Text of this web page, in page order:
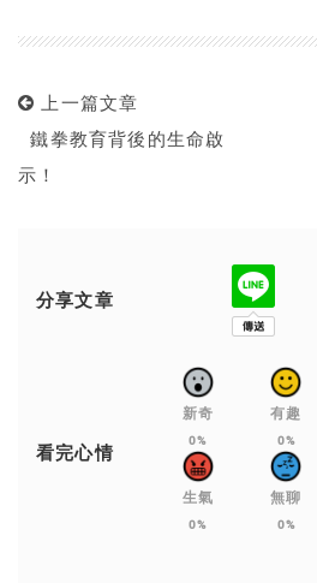
上一篇文章
鐵拳教育背後的生命啟
示！
分享文章
看完心情
新奇
0%
有趣
0%
生氣
0%
無聊
0%